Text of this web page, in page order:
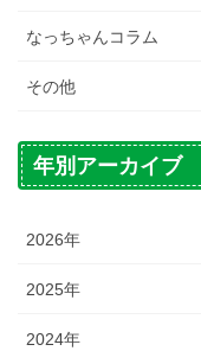
なっちゃんコラム
その他
年別アーカイブ
2026年
2025年
2024年